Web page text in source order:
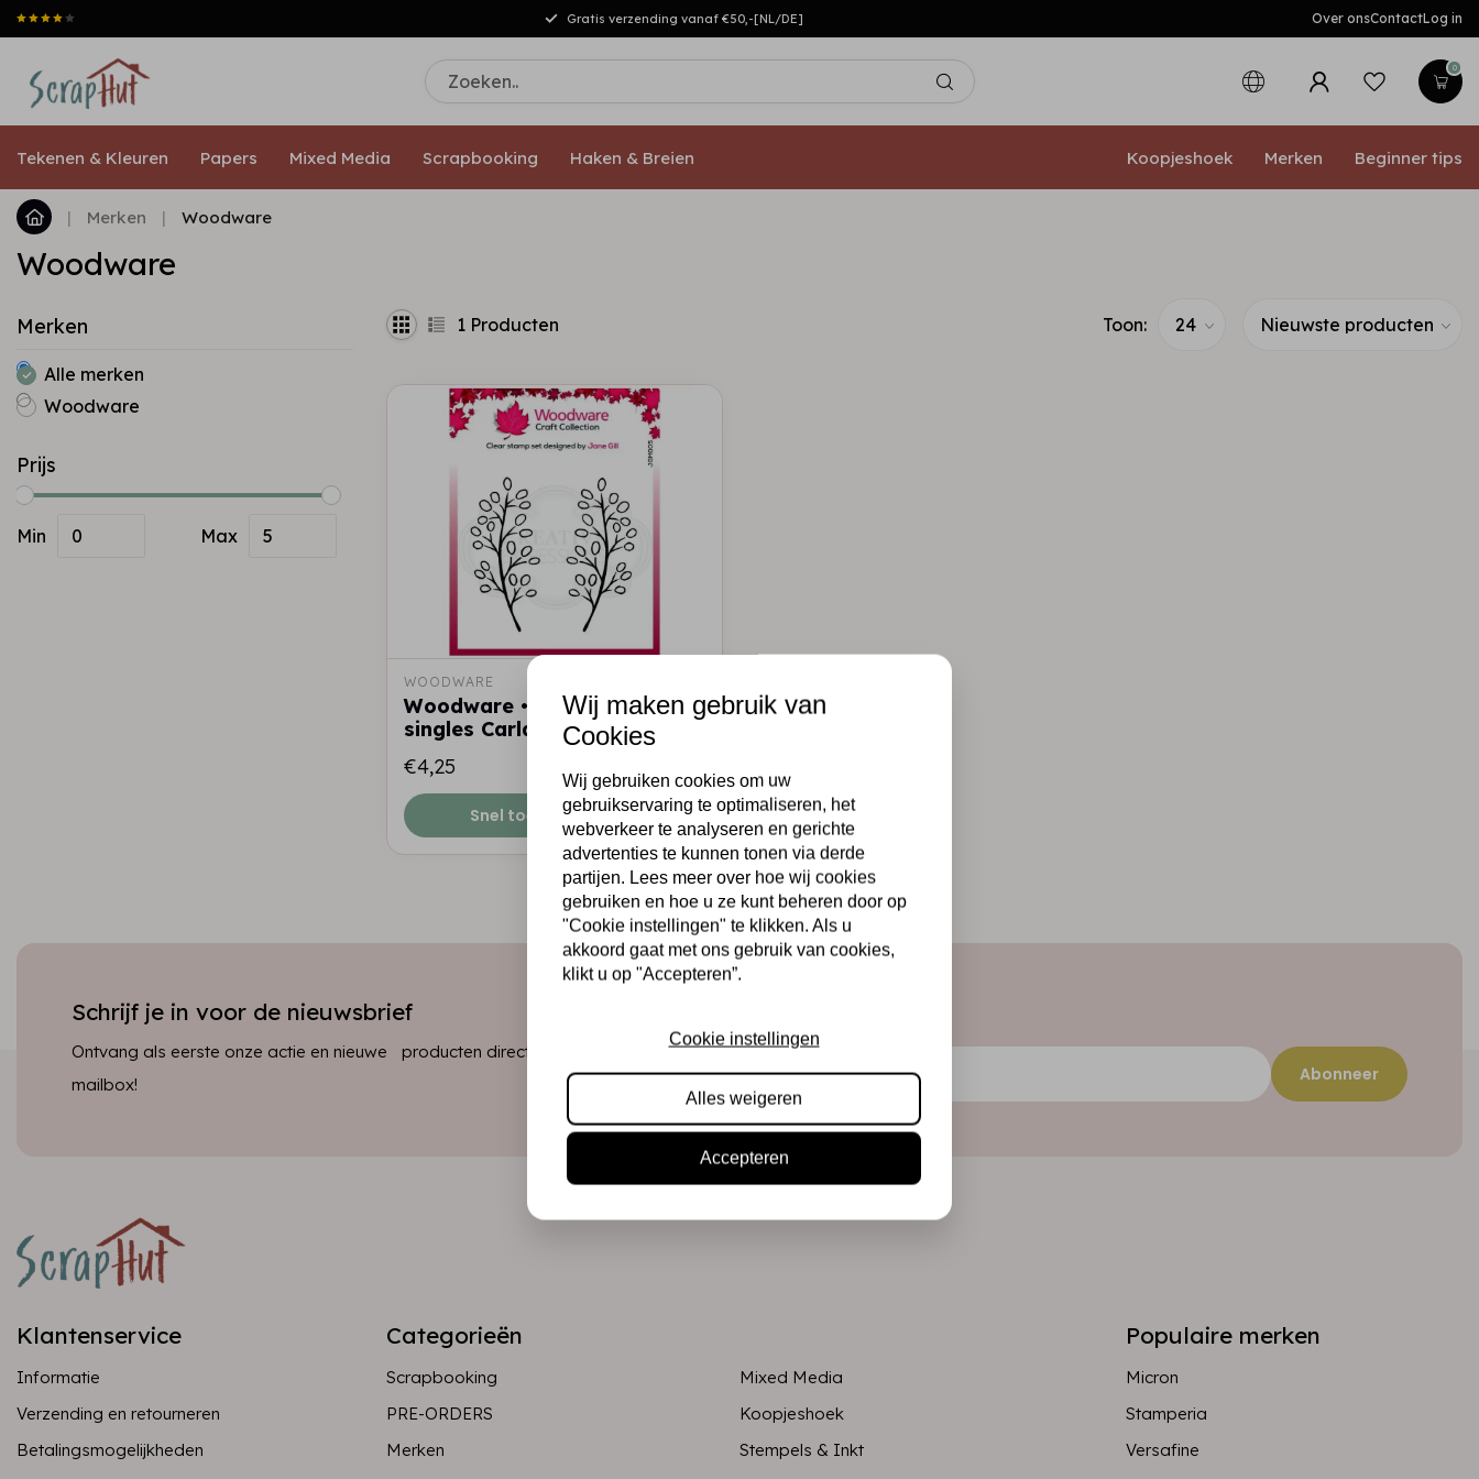
Gratis verzending vanaf €50,-[NL/DE] Over onsContactLog in
0
Tekenen & Kleuren Papers Mixed Media Scrapbooking Haken & Breien Koopjeshoek Merken Beginner tips
| Merken | Woodware
Woodware
Merken
Alle merken
Woodware
Prijs
Min Max
1 Producten Toon:
WOODWARE
Woodware • Clear stempel
singles Carla leaf
€4,25
Snel toevoegen
Schrijf je in voor de nieuwsbrief
Ontvang als eerste onze actie en nieuwe producten direct in je
mailbox!
Abonneer
Klantenservice
Informatie
Verzending en retourneren
Betalingsmogelijkheden
Categorieën
Scrapbooking
Mixed Media
PRE-ORDERS
Koopjeshoek
Merken
Stempels & Inkt
Populaire merken
Micron
Stamperia
Versafine
Wij maken gebruik van
Cookies
Wij gebruiken cookies om uw
gebruikservaring te optimaliseren, het
webverkeer te analyseren en gerichte
advertenties te kunnen tonen via derde
partijen. Lees meer over hoe wij cookies
gebruiken en hoe u ze kunt beheren door op
"Cookie instellingen" te klikken. Als u
akkoord gaat met ons gebruik van cookies,
klikt u op "Accepteren”.
Cookie instellingen
Alles weigeren
Accepteren